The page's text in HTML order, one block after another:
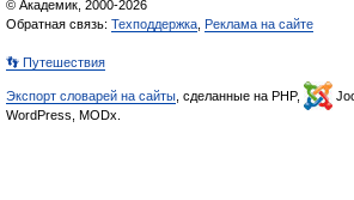
© Академик, 2000-2026
Обратная связь: Техподдержка Реклама на сайте
👣 Путешествия
Экспорт словарей на сайты , сделанные на PHP,
WordPress, MODx.